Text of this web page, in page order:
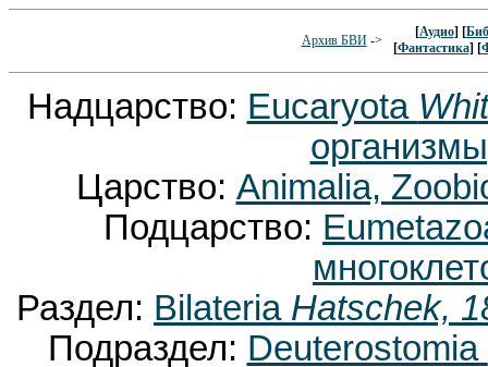
Архив БВИ->
[Аудио] [
[Фантастика] [
Надцарство: Eucaryota
Царство: Animalia,
Подцарство:
Раздел: Bilateria Hatschek,
Подраздел: Deuterostomia